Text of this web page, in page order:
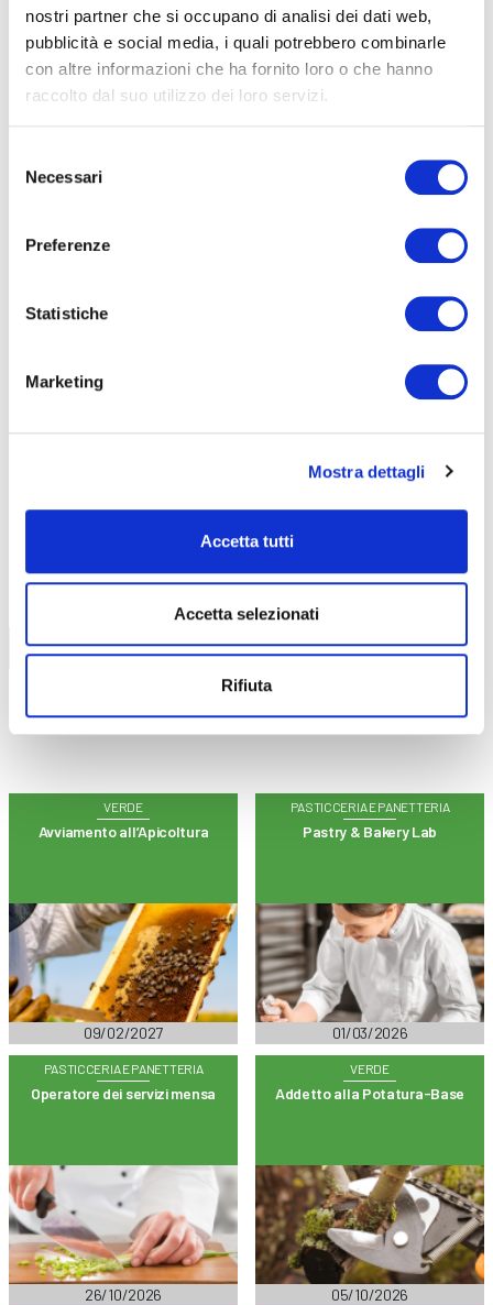
nostri partner che si occupano di analisi dei dati web,
pubblicità e social media, i quali potrebbero combinarle
con altre informazioni che ha fornito loro o che hanno
raccolto dal suo utilizzo dei loro servizi.
delNecessari
Preferenze
Statistiche
Marketing
Mostra dettagli
Accetta tutti
Accetta selezionati
Rifiuta
FORMAZIONEE CORSI
Seleziona e filtra per:
AZIENDE
DOPO LA TERZA MEDIA
SICUREZZA
Seleziona e filtra per:
ONLINE
CALENDARIO
Trova il tuo corso
VERDE
Avviamento all’Apicoltura
09/02/2027
PASTICCERIA E PANETTERIA
Pastry & Bakery Lab
01/03/2026
PASTICCERIA E PANETTERIA
Operatore dei servizi mensa
26/10/2026
VERDE
Addetto alla Potatura-Base
05/10/2026